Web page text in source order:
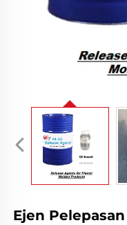
Ejen